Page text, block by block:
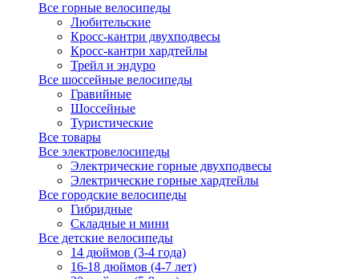
Все горные велосипеды
Любительские
Кросс-кантри двухподвесы
Кросс-кантри хардтейлы
Трейл и эндуро
Все шоссейные велосипеды
Гравийные
Шоссейные
Туристические
Все товары
Все электровелосипеды
Электрические горные двухподвесы
Электрические горные хардтейлы
Все городские велосипеды
Гибридные
Складные и мини
Все детские велосипеды
14 дюймов (3-4 года)
16-18 дюймов (4-7 лет)